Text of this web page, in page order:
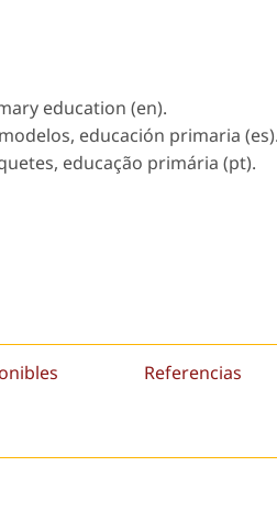
education (en).
educación primaria
educação primária (pt).
Referencias